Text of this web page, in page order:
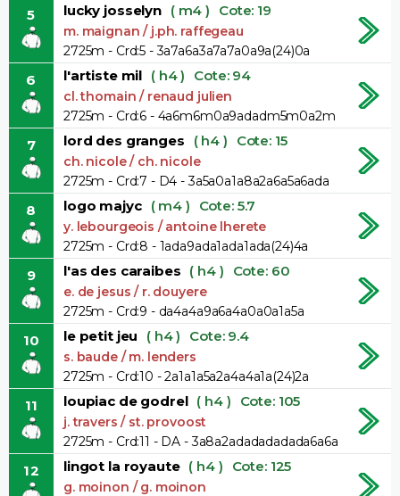
5 lucky josselyn ( m4 ) Cote: 19
m. maignan / j.ph. raffegeau
2725m - Crd:5 - 3a7a6a3a7a7a0a9a(24)0a
6 l'artiste mil ( h4 ) Cote: 94
cl. thomain / renaud julien
2725m - Crd:6 - 4a6m6m0a9adadm5m0a2m
7 lord des granges ( h4 ) Cote: 15
ch. nicole / ch. nicole
2725m - Crd:7 - D4 - 3a5a0a1a8a2a6a5a6ada
8 logo majyc ( m4 ) Cote: 5.7
y. lebourgeois / antoine lherete
2725m - Crd:8 - 1ada9ada1ada1ada(24)4a
9 l'as des caraibes ( h4 ) Cote: 60
e. de jesus / r. douyere
2725m - Crd:9 - da4a4a9a6a4a0a0a1a5a
10 le petit jeu ( h4 ) Cote: 9.4
s. baude / m. lenders
2725m - Crd:10 - 2a1a1a5a2a4a4a1a(24)2a
11 loupiac de godrel ( h4 ) Cote: 105
j. travers / st. provoost
2725m - Crd:11 - DA - 3a8a2adadadadada6a6a
12 lingot la royaute ( h4 ) Cote: 125
g. moinon / g. moinon